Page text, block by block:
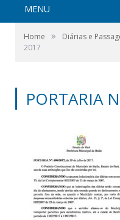
MENU
Home » Diárias e
2017
PORTARIA